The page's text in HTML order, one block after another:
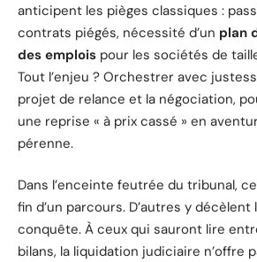
anticipent les pièges classiques :
contrats piégés, nécessité d’un plan
des emplois pour les sociétés de
Tout l’enjeu ? Orchestrer avec
projet de relance et la négociation,
une reprise « à prix cassé » en
pérenne.
Dans l’enceinte feutrée du tribunal,
fin d’un parcours. D’autres y décèlent
conquête. À ceux qui sauront lire
bilans, la liquidation judiciaire n’offre